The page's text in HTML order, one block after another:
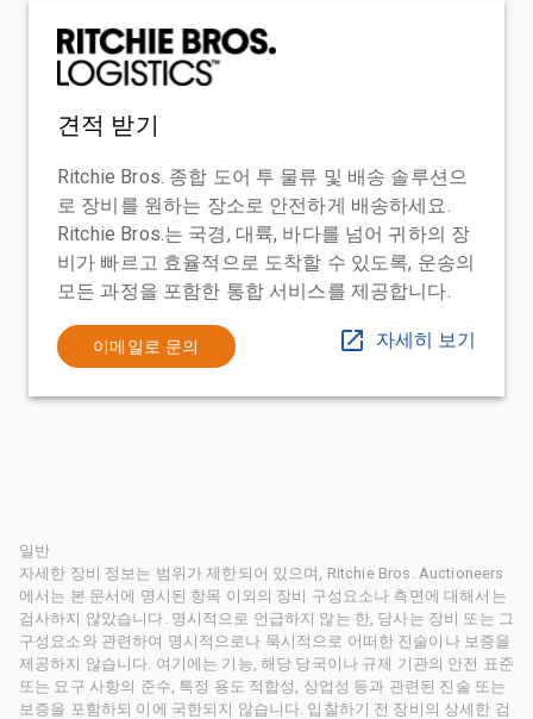
견적 받기
Ritchie Bros. 종합 도어 투 물류 및 배송 솔루션으
로 장비를 원하는 장소로 안전하게 배송하세요.
Ritchie Bros.는 국경, 대륙, 바다를 넘어 귀하의 장
비가 빠르고 효율적으로 도착할 수 있도록, 운송의
모든 과정을 포함한 통합 서비스를 제공합니다.
이메일로 문의 자세히 보기
일반
자세한 장비 정보는 범위가 제한되어 있으며, Ritchie Bros. Auctioneers
에서는 본 문서에 명시된 항목 이외의 장비 구성요소나 측면에 대해서는
검사하지 않았습니다. 명시적으로 언급하지 않는 한, 당사는 장비 또는 그
구성요소와 관련하여 명시적으로나 묵시적으로 어떠한 진술이나 보증을
제공하지 않습니다. 여기에는 기능, 해당 당국이나 규제 기관의 안전 표준
또는 요구 사항의 준수, 특정 용도 적합성, 상업성 등과 관련된 진술 또는
보증을 포함하되 이에 국한되지 않습니다. 입찰하기 전 장비의 상세한 검